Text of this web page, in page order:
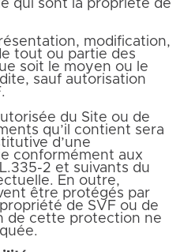
qui sont la propriété de
modification,
tout ou partie des
soit le moyen ou le
sauf autorisation
du Site ou de
qu’il contient sera
d’une
conformément aux
2 et suivants du
En outre,
être protégés par
de SVF ou de
de cette protection ne